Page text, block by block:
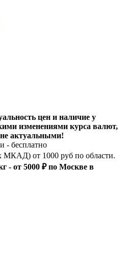
цен и наличие у
изменениями курса валют,
актуальными!
- бесплатно
МКАД) от 1000 руб по области.
- от 5000 ₽ по Москве в